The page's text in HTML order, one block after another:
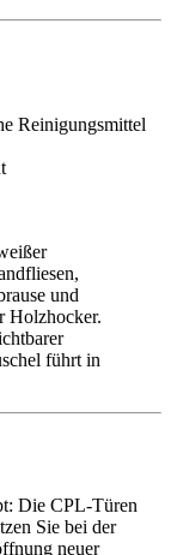
Reinigungsmittel
Die CPL-Türen
Sie bei der
neuer